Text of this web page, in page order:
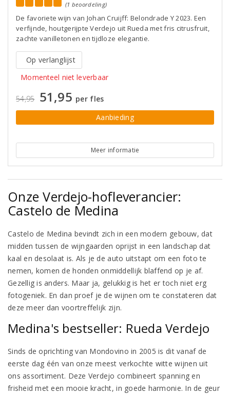
(1 beoordeling)
De favoriete wijn van Johan Cruijff: Belondrade Y 2023. Een
verfijnde, houtgerijpte Verdejo uit Rueda met fris citrusfruit,
zachte vanilletonen en tijdloze elegantie.
Op verlanglijst
Momenteel niet leverbaar
54,95 51,95 per fles
Aanbieding
Meer informatie
Onze Verdejo-hofleverancier:
Castelo de Medina
Castelo de Medina bevindt zich in een modern gebouw, dat
midden tussen de wijngaarden oprijst in een landschap dat
kaal en desolaat is. Als je de auto uitstapt om een foto te
nemen, komen de honden onmiddellijk blaffend op je af.
Gezellig is anders. Maar ja, gelukkig is het er toch niet erg
fotogeniek. En dan proef je de wijnen om te constateren dat
deze meer dan voortreffelijk zijn.
Medina's bestseller: Rueda Verdejo
Sinds de oprichting van Mondovino in 2005 is dit vanaf de
eerste dag één van onze meest verkochte witte wijnen uit
ons assortiment. Deze Verdejo combineert spanning en
frisheid met een mooie kracht, in goede harmonie. In de geur